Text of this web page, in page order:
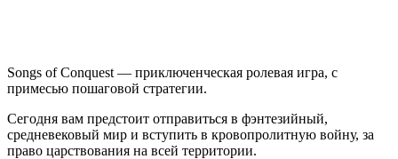
Songs of Conquest — приключенческая ролевая игра, с
примесью пошаговой стратегии.
Сегодня вам предстоит отправиться в фэнтезийный,
средневековый мир и вступить в кровопролитную войну, за
право царствования на всей территории.